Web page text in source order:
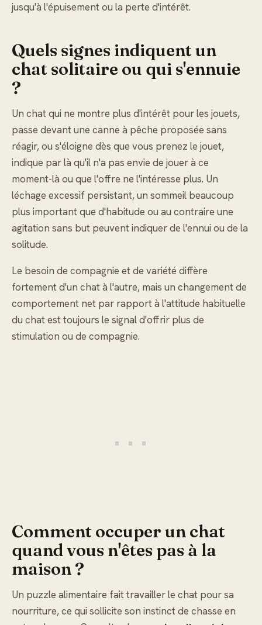
jusqu'à l'épuisement ou la perte d'intérêt.
Quels signes indiquent un
chat solitaire ou qui s'ennuie
?
Un chat qui ne montre plus d'intérêt pour les jouets,
passe devant une canne à pêche proposée sans
réagir, ou s'éloigne dès que vous prenez le jouet,
indique par là qu'il n'a pas envie de jouer à ce
moment-là ou que l'offre ne l'intéresse plus. Un
léchage excessif persistant, un sommeil beaucoup
plus important que d'habitude ou au contraire une
agitation sans but peuvent indiquer de l'ennui ou de la
solitude.
Le besoin de compagnie et de variété diffère
fortement d'un chat à l'autre, mais un changement de
comportement net par rapport à l'attitude habituelle
du chat est toujours le signal d'offrir plus de
stimulation ou de compagnie.
Comment occuper un chat
quand vous n'êtes pas à la
maison ?
Un puzzle alimentaire fait travailler le chat pour sa
nourriture, ce qui sollicite son instinct de chasse en